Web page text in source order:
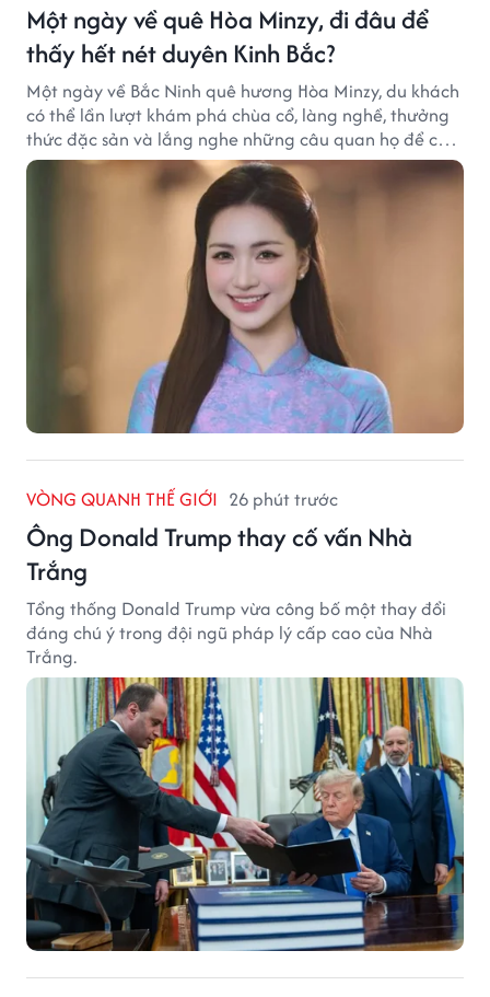
Một ngày về quê Hòa Minzy, đi đâu để
thấy hết nét duyên Kinh Bắc?
Một ngày về Bắc Ninh quê hương Hòa Minzy, du khách
có thể lần lượt khám phá chùa cổ, làng nghề, thưởng
thức đặc sản và lắng nghe những câu quan họ để cảm
nhận trọn vẹn nét duyên Kinh Bắc.
VÒNG QUANH THẾ GIỚI 26 phút trước
Ông Donald Trump thay cố vấn Nhà
Trắng
Tổng thống Donald Trump vừa công bố một thay đổi
đáng chú ý trong đội ngũ pháp lý cấp cao của Nhà
Trắng.